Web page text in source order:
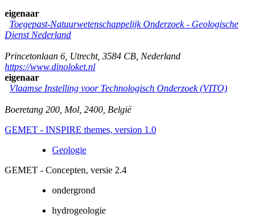
eigenaar
Toegepast-Natuurwetenschappelijk Onderzoek - Geologische
Dienst Nederland
Princetonlaan 6 Utrecht, 3584 CB Nederland
https://www.dinoloket.nl
eigenaar
Vlaamse Instelling voor Technologisch Onderzoek (VITO)
Boeretang 200 Mol 2400 België
GEMET - INSPIRE themes, version 1.0
Geologie
GEMET - Concepten, versie 2.4
ondergrond
hydrogeologie